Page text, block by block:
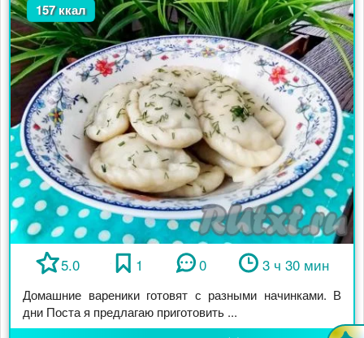
157 ккал
5.0 1 0 3 ч 30 мин
Домашние вареники готовят с разными начинками. В
дни Поста я предлагаю приготовить ...